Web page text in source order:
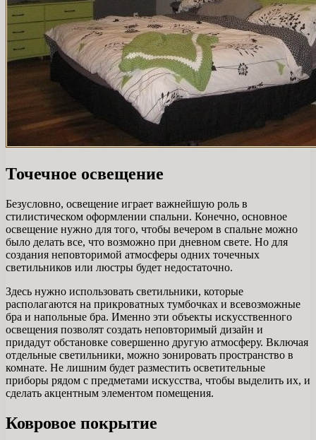
Точечное освещение
Безусловно, освещение играет важнейшую роль в
стилистическом оформлении спальни. Конечно, основное
освещение нужно для того, чтобы вечером в спальне можно
было делать все, что возможно при дневном свете. Но для
создания неповторимой атмосферы одних точечных
светильников или люстры будет недостаточно.
Здесь нужно использовать светильники, которые
располагаются на прикроватных тумбочках и всевозможные
бра и напольные бра. Именно эти объекты искусственного
освещения позволят создать неповторимый дизайн и
придадут обстановке совершенно другую атмосферу. Включая
отдельные светильники, можно зонировать пространство в
комнате. Не лишним будет разместить осветительные
приборы рядом с предметами искусства, чтобы выделить их, и
сделать акцентным элементом помещения.
Ковровое покрытие